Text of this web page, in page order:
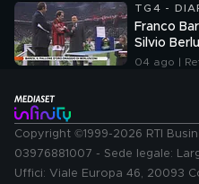
TG4 -
Franco
Silvio
04 ago |
Copyright ©1999-2026 RTI
03976881007 - Sede legale:
Uffici: Viale Europa 46, 20093